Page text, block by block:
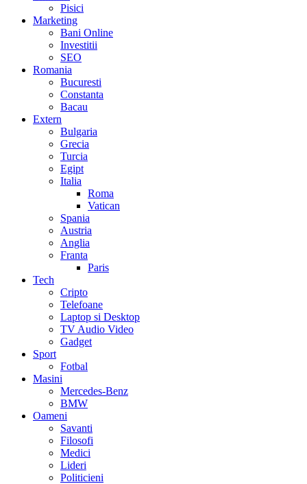
Pisici
Marketing
Bani Online
Investitii
SEO
Romania
Bucuresti
Constanta
Bacau
Extern
Bulgaria
Grecia
Turcia
Egipt
Italia
Roma
Vatican
Spania
Austria
Anglia
Franta
Paris
Tech
Cripto
Telefoane
Laptop si Desktop
TV Audio Video
Gadget
Sport
Fotbal
Masini
Mercedes-Benz
BMW
Oameni
Savanti
Filosofi
Medici
Lideri
Politicieni